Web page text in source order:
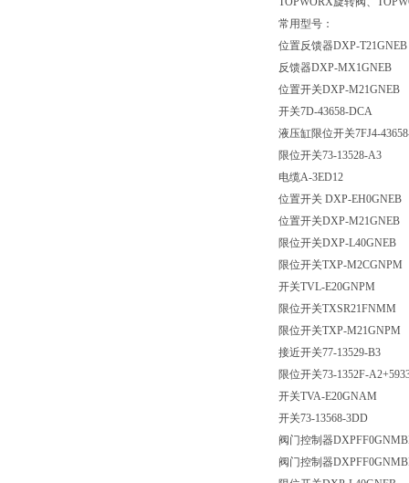
常用型号：
位置反馈器DXP-T21GNEB
反馈器DXP-MX1GNEB
位置开关DXP-M21GNEB
开关7D-43658-DCA
液压缸限位开关7FJ4-
限位开关73-13528-A3
电缆A-3ED12
位置开关 DXP-EH0GNEB
位置开关DXP-M21GNEB
限位开关DXP-L40GNEB
限位开关TXP-M2CGNPM
开关TVL-E20GNPM
限位开关TXSR21FNMM
限位开关TXP-M21GNPM
接近开关77-13529-B3
限位开关73-1352F-
开关TVA-E20GNAM
开关73-13568-3DD
阀门控制器
阀门控制器